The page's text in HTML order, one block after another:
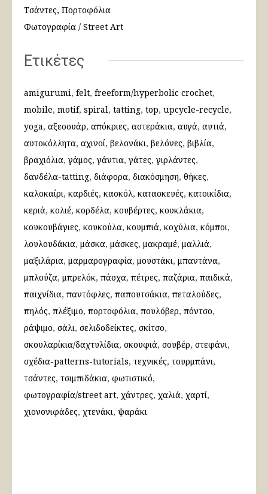
Τσάντες, Πορτοφόλια
Φωτογραφία / Street Art
Ετικέτες
amigurumi felt freeform/hyperbolic crochet
mobile motif spiral tatting top upcycle-recycle
yoga αξεσουάρ απόκριες αστεράκια αυγά αυτιά
αυτοκόλλητα αχινοί βελονάκι βελόνες βιβλία
βραχιόλια γάμος γάντια γάτες γιρλάντες
δανδέλα-tatting διάφορα διακόσμηση θήκες
καλοκαίρι καρδιές κασκόλ κατασκευές κατοικίδια
κεριά κολιέ κορδέλα κουβέρτες κουκλάκια
κουκουβάγιες κουκούλα κουμπιά κοχύλια κόμποι
λουλουδάκια μάσκα μάσκες μακραμέ μαλλιά
μαξιλάρια μαρμαρογραφία μουστάκι μπαντάνα
μπλούζα μπρελόκ πάσχα πέτρες παζάρια παιδικά
παιχνίδια παντόφλες παπουτσάκια πεταλούδες
πηλός πλέξιμο πορτοφόλια πουλόβερ πόντσο
ράψιμο σάλι σελιδοδείκτες σκίτσο
σκουλαρίκια/δαχτυλίδια σκουφιά σουβέρ στεφάνι
σχέδια-patterns-tutorials τεχνικές τουρμπάνι
τσάντες τσιμπιδάκια φωτιστικό
φωτογραφία/street art χάντρες χαλιά χαρτί
χιονονιφάδες χτενάκι ψαράκι